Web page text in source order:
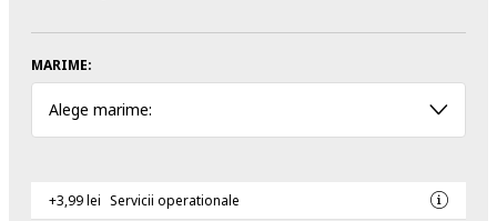
MARIME:
Alege marime:
+3,99 lei Servicii operationale